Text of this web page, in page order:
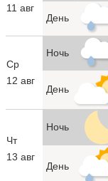
11 авг
День
Ср
12 авг
Ночь
День
Чт
13 авг
Ночь
День